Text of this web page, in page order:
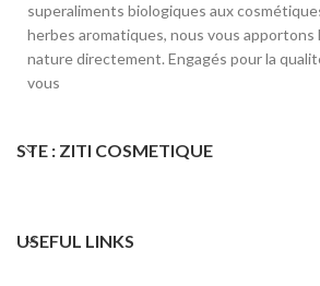
superaliments biologiques aux
herbes aromatiques, nous vous apportons
nature directement. Engagés pour la
vous
STE : ZITI COSMETIQUE
USEFUL LINKS